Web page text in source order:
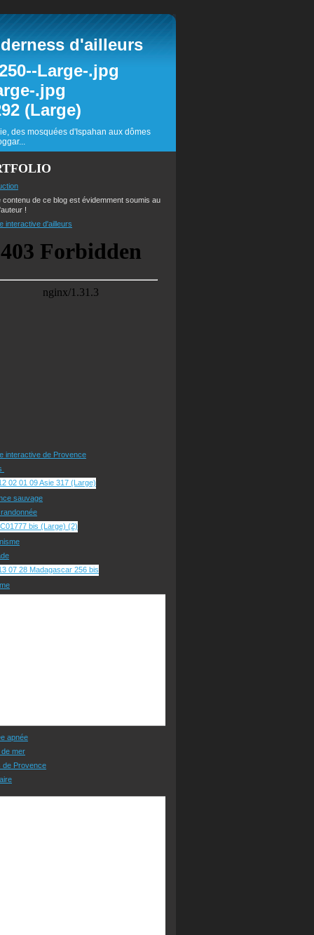
d'ailleurs
des mosquées d'Ispahan aux dômes
contenu de ce blog est évidemment soumis au
!
interactive d'ailleurs
interactive de Provence
sauvage
apnée
mer
de Provence